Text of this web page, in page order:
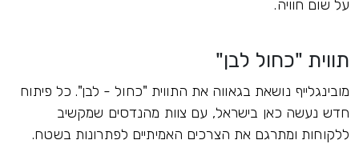
על שום חוויה.
תווית "כחול לבן"
מובינגלייף נושאת בגאווה את התווית "כחול - לבן". כל פיתוח
חדש נעשה כאן בישראל, עם צוות מהנדסים שמקשיב
ללקוחות ומתרגם את הצרכים האמיתיים לפתרונות בשטח.